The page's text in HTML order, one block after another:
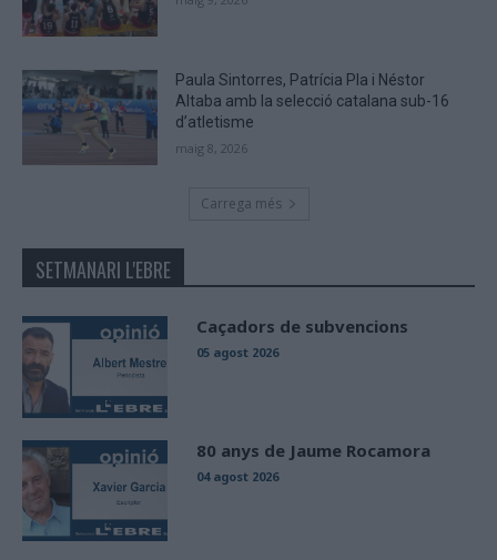
Paula Sintorres, Patrícia Pla i Néstor
Altaba amb la selecció catalana sub-16
d’atletisme
maig 8, 2026
Carrega més
SETMANARI L'EBRE
Caçadors de subvencions
05 agost 2026
80 anys de Jaume Rocamora
04 agost 2026